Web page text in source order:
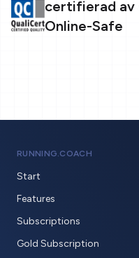
certifierad av
Online-Safe
RUNNING.COACH
Start
Features
Subscriptions
Gold Subscription